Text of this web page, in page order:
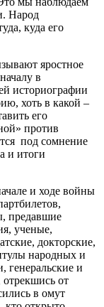
Народ
куда его
яростное
в
историографии
хоть в какой –
его
против
под сомнение
и итоги
и ходе войны
предавшие
ученые,
докторские,
народных и
генеральские и
от
в омут